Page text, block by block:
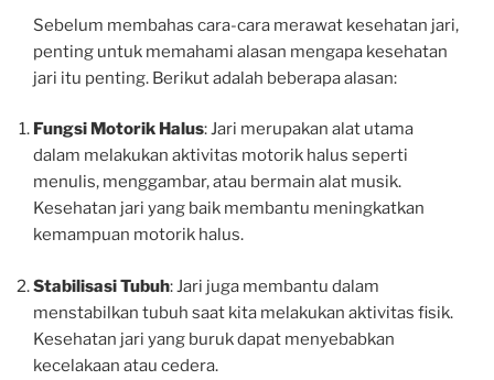
Sebelum membahas cara-cara merawat kesehatan jari,
penting untuk memahami alasan mengapa kesehatan
jari itu penting. Berikut adalah beberapa alasan:
Fungsi Motorik Halus: Jari merupakan alat utama
dalam melakukan aktivitas motorik halus seperti
menulis, menggambar, atau bermain alat musik.
Kesehatan jari yang baik membantu meningkatkan
kemampuan motorik halus.
Stabilisasi Tubuh: Jari juga membantu dalam
menstabilkan tubuh saat kita melakukan aktivitas fisik.
Kesehatan jari yang buruk dapat menyebabkan
kecelakaan atau cedera.